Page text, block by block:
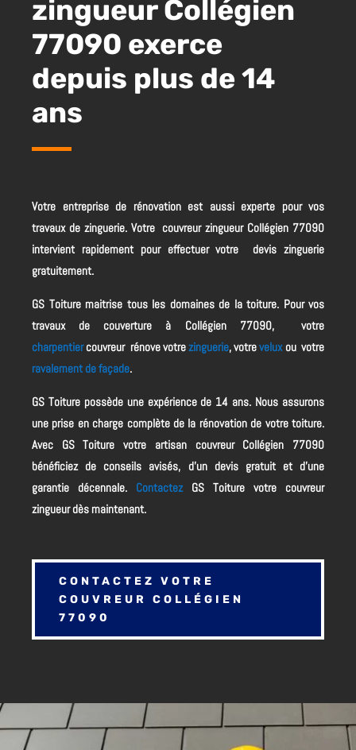
zingueur Collégien
77090 exerce
depuis plus de 14
ans
Votre entreprise de rénovation est aussi experte pour vos
travaux de zinguerie. Votre couvreur zingueur Collégien 77090
intervient rapidement pour effectuer votre devis zinguerie
gratuitement.
GS Toiture maitrise tous les domaines de la toiture. Pour vos
travaux de couverture à Collégien 77090, votre
charpentiercouvreur rénove votrezinguerie, votreveluxou votre
ravalement de façade.
GS Toiture possède une expérience de 14 ans. Nous assurons
une prise en charge complète de la rénovation de votre toiture.
Avec GS Toiture votre artisan couvreur Collégien 77090
bénéficiez de conseils avisés, d’un devis gratuit et d’une
garantie décennale. ContactezGS Toiture votre couvreur
zingueur dès maintenant.
CONTACTEZ VOTRE
COUVREUR COLLÉGIEN
77090